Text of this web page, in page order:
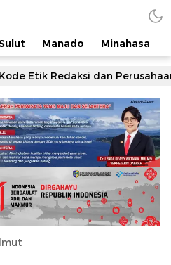
Manado Minahasa
Kode Etik Redaksi dan